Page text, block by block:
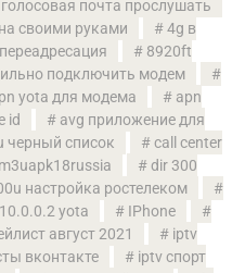
почта прослушать
своими руками
4g в
8920ft
подключить модем
yota для модема
apn
id
avg приложение для
черный список
call center
dir 300
настройка ростелеком
yota
IPhone
август 2021
iptv
вконтакте
iptv спорт